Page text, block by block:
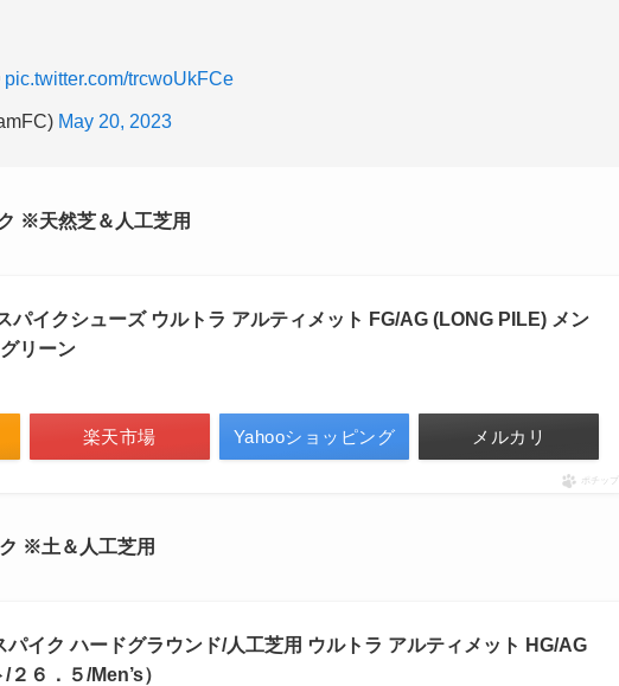
pic.twitter.com/trcwoUkFCe
May 20, 2023
※天然芝＆人工芝用
パイクシューズ ウルトラ アルティメット FG/AG (LONG PILE) メン
リーン
楽天市場 Yahooショッピング メルカリ
ポチップ
※土＆人工芝用
パイク ハードグラウンド/人工芝用 ウルトラ アルティメット HG/AG
６．５/Men’s）